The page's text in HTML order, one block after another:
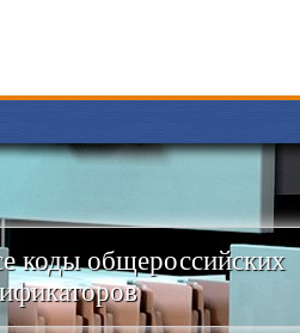
коды общероссийских